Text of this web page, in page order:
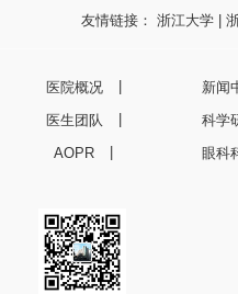
友情链接： 浙江大学|
医院概况 新闻
医生团队 科学
AOPR 眼科